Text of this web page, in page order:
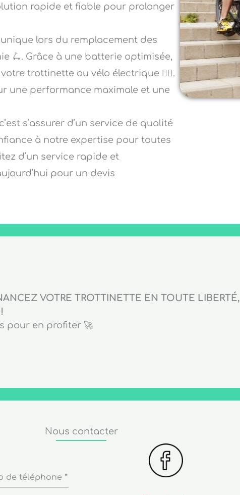
rapide et fiable pour prolonger
lors du remplacement des
🛴. Grâce à une batterie optimisée,
trottinette ou vélo électrique 🚴‍♀️.
une performance maximale et une
s’assurer d’un service de qualité
à notre expertise pour toutes
d’un service rapide et
pour un devis
VOTRE TROTTINETTE EN TOUTE LIBERTÉ,
pour en profiter 🚀
Nous contacter
de téléphone *